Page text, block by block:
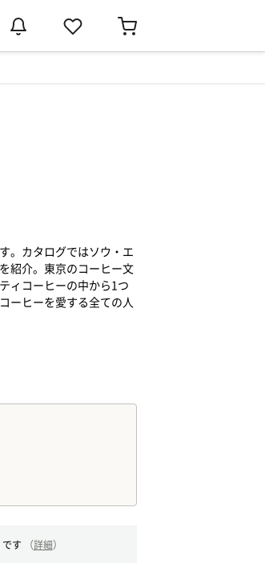
。カタログではソウ・エ
紹介。東京のコーヒー文
ィコーヒーの中から1つ
ーヒーを愛する全ての人
です （詳細）